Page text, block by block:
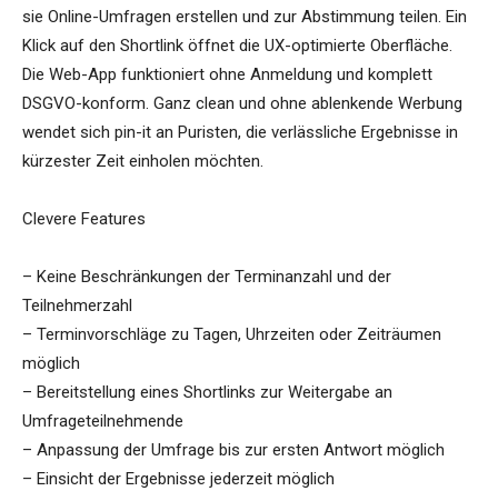
sie Online-Umfragen erstellen und zur Abstimmung teilen. Ein
Klick auf den Shortlink öffnet die UX-optimierte Oberfläche.
Die Web-App funktioniert ohne Anmeldung und komplett
DSGVO-konform. Ganz clean und ohne ablenkende Werbung
wendet sich pin-it an Puristen, die verlässliche Ergebnisse in
kürzester Zeit einholen möchten.
Clevere Features
– Keine Beschränkungen der Terminanzahl und der
Teilnehmerzahl
– Terminvorschläge zu Tagen, Uhrzeiten oder Zeiträumen
möglich
– Bereitstellung eines Shortlinks zur Weitergabe an
Umfrageteilnehmende
– Anpassung der Umfrage bis zur ersten Antwort möglich
– Einsicht der Ergebnisse jederzeit möglich